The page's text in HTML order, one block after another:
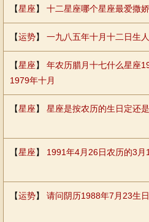
【星座】 十二星座哪个星座最爱撒娇
【运势】 一九八五年十月十二日生
【星座】 年农历腊月十七什么星座
1979年十月
【星座】 星座是按农历的生日定还
【星座】 1991年4月26日农历的3月
【运势】 请问阴历1988年7月23生